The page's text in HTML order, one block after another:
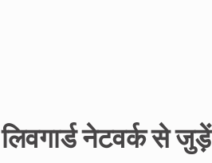
लिवगार्ड नेटवर्क से जुड़ें